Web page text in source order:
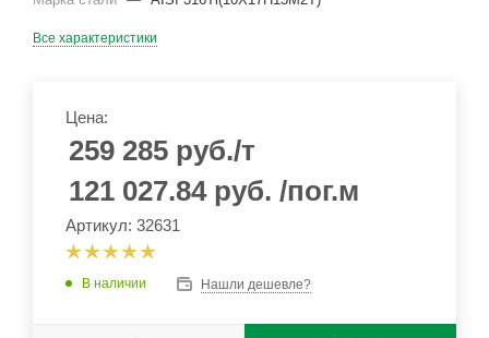
Все характеристики
Цена:
259 285 руб./т
121 027.84 руб. /пог.м
Артикул: 32631
В наличии Нашли дешевле?